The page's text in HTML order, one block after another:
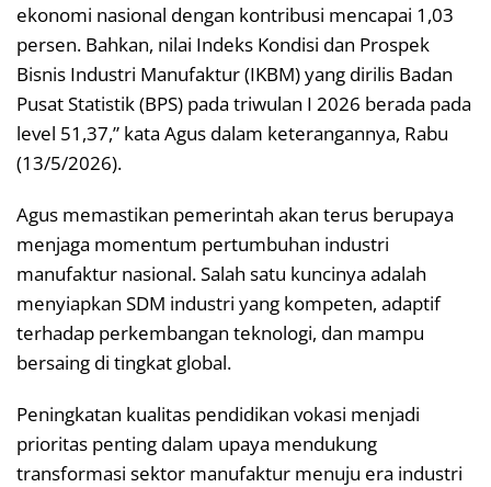
ekonomi nasional dengan kontribusi mencapai 1,03
persen. Bahkan, nilai Indeks Kondisi dan Prospek
Bisnis Industri Manufaktur (IKBM) yang dirilis Badan
Pusat Statistik (BPS) pada triwulan I 2026 berada pada
level 51,37,” kata Agus dalam keterangannya, Rabu
(13/5/2026).
Agus memastikan pemerintah akan terus berupaya
menjaga momentum pertumbuhan industri
manufaktur nasional. Salah satu kuncinya adalah
menyiapkan SDM industri yang kompeten, adaptif
terhadap perkembangan teknologi, dan mampu
bersaing di tingkat global.
Peningkatan kualitas pendidikan vokasi menjadi
prioritas penting dalam upaya mendukung
transformasi sektor manufaktur menuju era industri